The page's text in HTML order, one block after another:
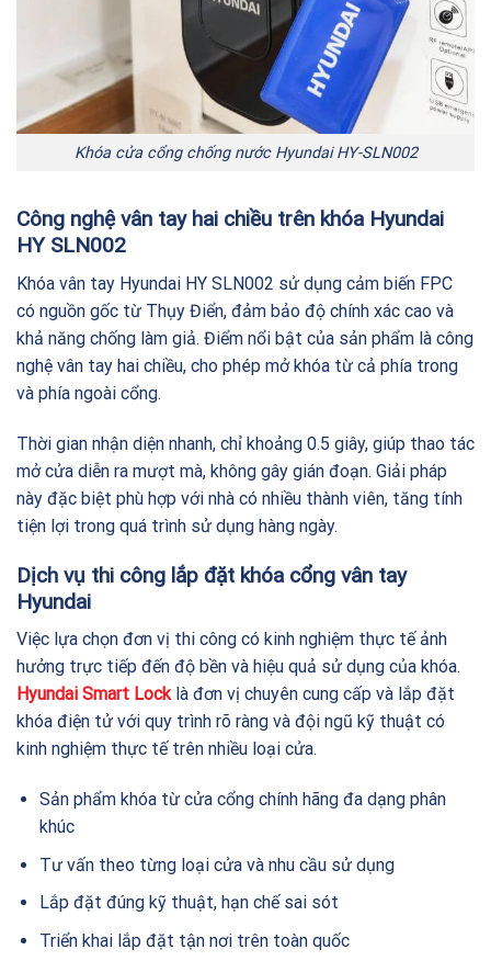
Khóa cửa cổng chống nước Hyundai HY-SLN002
Công nghệ vân tay hai chiều trên khóa Hyundai
HY SLN002
Khóa vân tay Hyundai HY SLN002 sử dụng cảm biến FPC
có nguồn gốc từ Thụy Điển, đảm bảo độ chính xác cao và
khả năng chống làm giả. Điểm nổi bật của sản phẩm là công
nghệ vân tay hai chiều, cho phép mở khóa từ cả phía trong
và phía ngoài cổng.
Thời gian nhận diện nhanh, chỉ khoảng 0.5 giây, giúp thao tác
mở cửa diễn ra mượt mà, không gây gián đoạn. Giải pháp
này đặc biệt phù hợp với nhà có nhiều thành viên, tăng tính
tiện lợi trong quá trình sử dụng hàng ngày.
Dịch vụ thi công lắp đặt khóa cổng vân tay
Hyundai
Việc lựa chọn đơn vị thi công có kinh nghiệm thực tế ảnh
hưởng trực tiếp đến độ bền và hiệu quả sử dụng của khóa.
Hyundai Smart Locklà đơn vị chuyên cung cấp và lắp đặt
khóa điện tử với quy trình rõ ràng và đội ngũ kỹ thuật có
kinh nghiệm thực tế trên nhiều loại cửa.
Sản phẩm khóa từ cửa cổng chính hãng đa dạng phân
khúc
Tư vấn theo từng loại cửa và nhu cầu sử dụng
Lắp đặt đúng kỹ thuật, hạn chế sai sót
Triển khai lắp đặt tận nơi trên toàn quốc